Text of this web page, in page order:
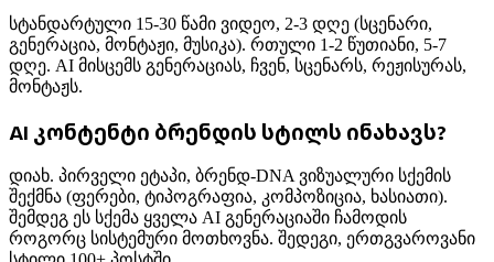
სტანდარტული 15-30 წამი ვიდეო, 2-3 დღე (სცენარი,
გენერაცია, მონტაჟი, მუსიკა). რთული 1-2 წუთიანი, 5-7
დღე. AI მისცემს გენერაციას, ჩვენ, სცენარს, რეჟისურას,
მონტაჟს.
AI კონტენტი ბრენდის სტილს ინახავს?
დიახ. პირველი ეტაპი, ბრენდ-DNA ვიზუალური სქემის
შექმნა (ფერები, ტიპოგრაფია, კომპოზიცია, ხასიათი).
შემდეგ ეს სქემა ყველა AI გენერაციაში ჩამოდის
როგორც სისტემური მოთხოვნა. შედეგი, ერთგვაროვანი